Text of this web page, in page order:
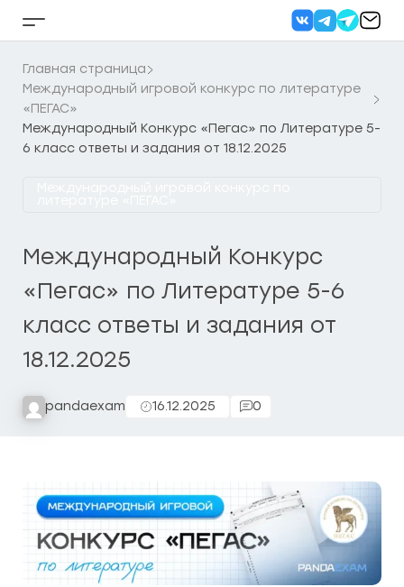
Кнопка
бокового
меню
Главная страница
Международный игровой конкурс по литературе
«ПЕГАС»
Международный Конкурс «Пегас» по Литературе 5-
6 класс ответы и задания от 18.12.2025
Международный Конкурс
«Пегас» по Литературе 5-6
класс ответы и задания от
18.12.2025
pandaexam 16.12.2025 0